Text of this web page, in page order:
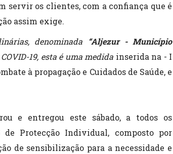
servir os clientes, com a confiança que é
assim exige.
denominada
“Aljezur - Município
19, esta é uma medida inserida na - I
à propagação e Cuidados de Saúde, e
e entregou este sábado, a todos os
Protecção Individual, composto por
de sensibilização para a necessidade e